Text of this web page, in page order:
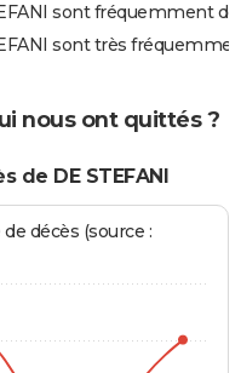
sont fréquemment
sont très
nous ont quittés ?
de DE STEFANI
décès (source :